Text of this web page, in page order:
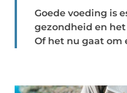
Goede voeding is
gezondheid en
Of het nu gaat om